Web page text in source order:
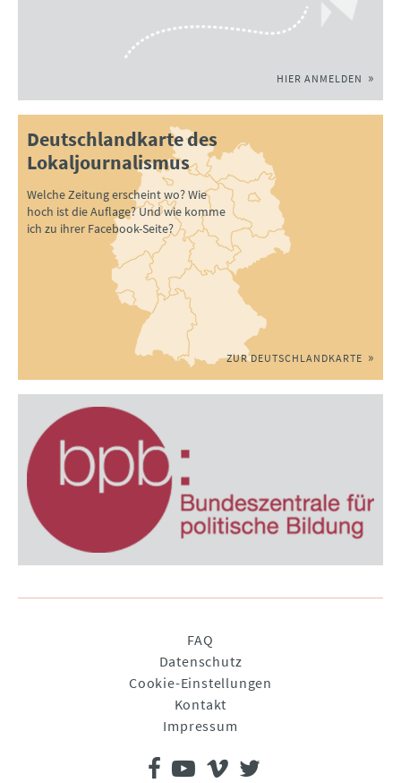
HIER ANMELDEN
Deutschlandkarte des
Lokaljournalismus
Welche Zeitung erscheint wo? Wie
hoch ist die Auflage? Und wie komme
ich zu ihrer Facebook-Seite?
ZUR DEUTSCHLANDKARTE
FAQ
Datenschutz
Cookie-Einstellungen
Kontakt
Impressum